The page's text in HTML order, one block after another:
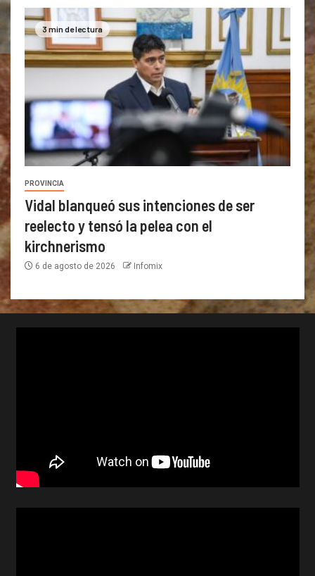
3 min de lectura
PROVINCIA
Vidal blanqueó sus intenciones de ser
reelecto y tensó la pelea con el
kirchnerismo
6 de agosto de 2026 Infomix